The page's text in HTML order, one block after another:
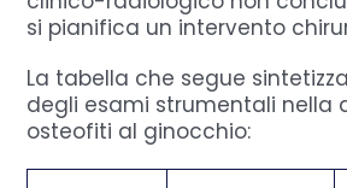
si pianifica un intervento
La tabella che segue
degli esami strumentali nella
osteofiti al ginocchio: